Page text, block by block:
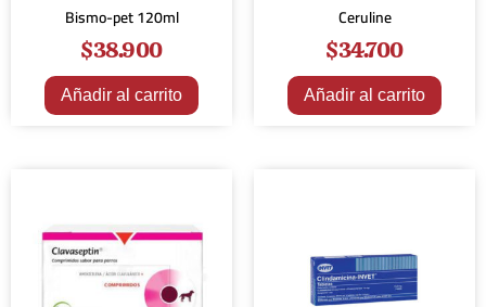
Bismo-pet 120ml
$38.900
Añadir al carrito
Ceruline
$34.700
Añadir al carrito